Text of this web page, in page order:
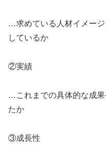
…求めている人材イメー
しているか
②実績
…これまでの具体的な成
たか
③成長性